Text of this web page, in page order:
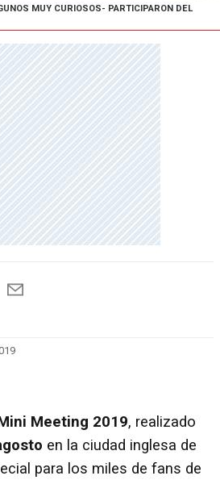
MUY CURIOSOS- PARTICIPARON DEL
Meeting 2019, realizado
en la ciudad inglesa de
para los miles de fans de